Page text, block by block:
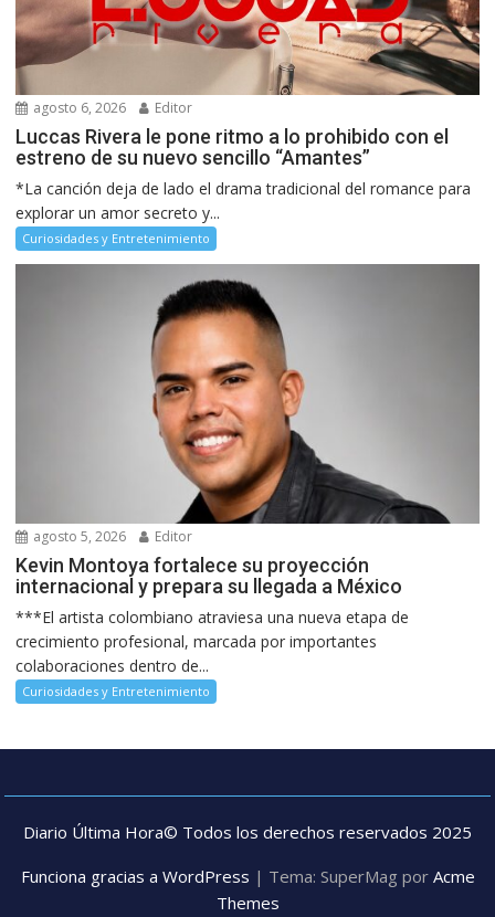
agosto 6, 2026 Editor
Luccas Rivera le pone ritmo a lo prohibido con el
estreno de su nuevo sencillo “Amantes”
*La canción deja de lado el drama tradicional del romance para
explorar un amor secreto y...
Curiosidades y Entretenimiento
agosto 5, 2026 Editor
Kevin Montoya fortalece su proyección
internacional y prepara su llegada a México
***El artista colombiano atraviesa una nueva etapa de
crecimiento profesional, marcada por importantes
colaboraciones dentro de...
Curiosidades y Entretenimiento
Diario Última Hora© Todos los derechos reservados 2025
Funciona gracias a WordPress | Tema: SuperMag por Acme
Themes